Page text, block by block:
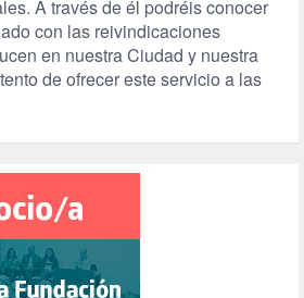
A través de él podréis conocer
con las reivindicaciones
en nuestra Ciudad y nuestra
de ofrecer este servicio a las